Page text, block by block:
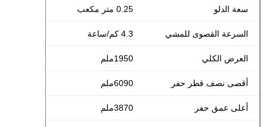
سعة الدلو 0.25 متر مكعب
السرعة القصوى للمشي 4.3 كم/ساعة
العرض الكلي 1950ملم
أقصى نصف قطر حفر 6090ملم
أعلى عمق حفر 3870ملم